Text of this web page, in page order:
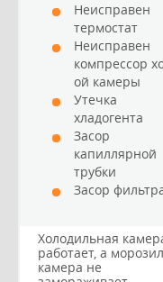
Неисправен
термостат
Неисправен
компрессор
ой камеры
Утечка
хладогента
Засор
капиллярной
трубки
Засор
Холодильная
работает, а
камера не